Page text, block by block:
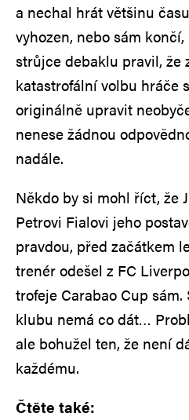
a nechal hrát většinu
vyhozen, nebo sám
strůjce debaklu pravil, že
katastrofální volbu hráče
originálně upravit
nenese žádnou
nadále.
Někdo by si mohl říct, že
Petrovi Fialovi jeho
pravdou, před začátkem
trenér odešel z FC
trofeje Carabao Cup
klubu nemá co dát…
ale bohužel ten, že není
každému.
Čtěte také: